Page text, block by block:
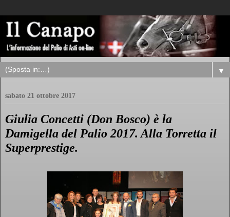
▼
sabato 21 ottobre 2017
Giulia Concetti (Don Bosco) è la
Damigella del Palio 2017. Alla Torretta il
Superprestige.